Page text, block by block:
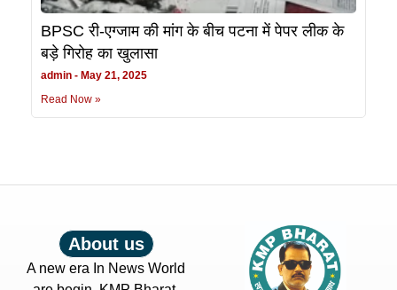
BPSC री-एग्जाम की मांग के बीच पटना में पेपर लीक के
बड़े गिरोह का खुलासा
admin
May 21, 2025
Read Now »
About us
A new era In News World